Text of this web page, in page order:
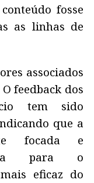
fosse
as linhas de
associados
feedback dos
tem sido
que a
focada e
para o
eficaz do